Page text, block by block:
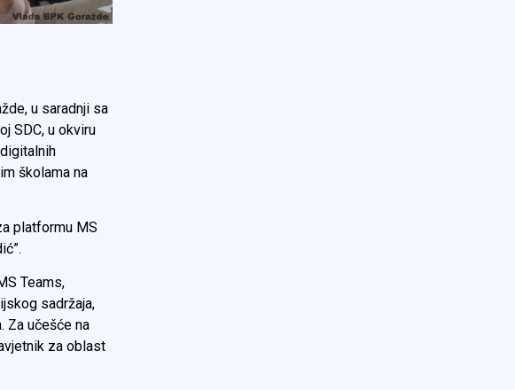
u saradnji sa
SDC, u okviru
školama na
platformu MS
Teams,
sadržaja,
Za učešće na
za oblast